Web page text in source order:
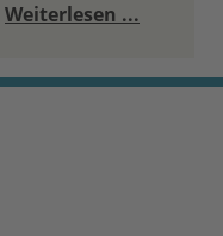
Weiterlesen ...